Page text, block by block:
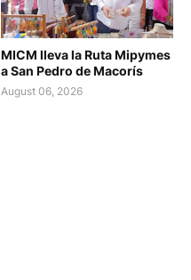
MICM lleva la Ruta Mipymes
a San Pedro de Macorís
August 06, 2026